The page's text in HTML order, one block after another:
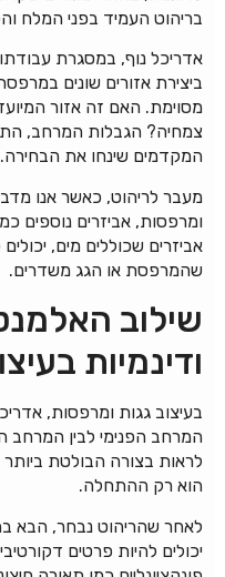
בריהוט העמיד בפני המלח
אדריכל נוף, במסגרת
ביצירת אזורים שונים
מסוימת. האם זה אזור
צמחיה? הגבלות המרחב,
המקדמים שינחו את הבחירה.
מעבר לריהוט, כאשר אנו
ומרפסות, אביזרים נוספים
אביזרים שכוללים מים,
שהמרפסת או הגג משדרים.
שילוב
ודינמיות
בעיצוב גגות ומרפסות,
המרחב הפנימי לבין המרחב
לראות בצורה הבולטת
הוא רק ההתחלה.
לאחר שהריהוט נבחר, הבא
יכולים להיות פרטים